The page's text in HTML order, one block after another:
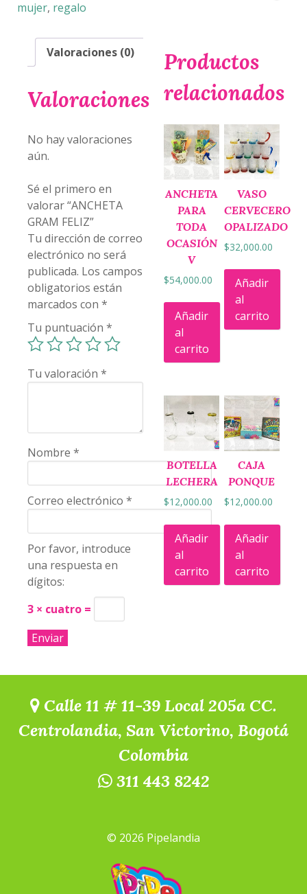
mujer, regalo
Valoraciones (0)
Valoraciones
No hay valoraciones
aún.
Sé el primero en
valorar “ANCHETA
GRAM FELIZ”
Tu dirección de correo
electrónico no será
publicada. Los campos
obligatorios están
marcados con *
Tu puntuación *
Tu valoración *
Nombre *
Correo electrónico *
Por favor, introduce
una respuesta en
dígitos:
3 × cuatro =
Productos
relacionados
ANCHETA
PARA
TODA
OCASIÓN
V
$54,000.00
Añadir
al
carrito
VASO
CERVECERO
OPALIZADO
$32,000.00
Añadir
al
carrito
BOTELLA
LECHERA
$12,000.00
Añadir
al
carrito
CAJA
PONQUE
$12,000.00
Añadir
al
carrito
Calle 11 # 11-39 Local 205a CC.
Centrolandia, San Victorino, Bogotá
Colombia
311 443 8242
© 2026 Pipelandia